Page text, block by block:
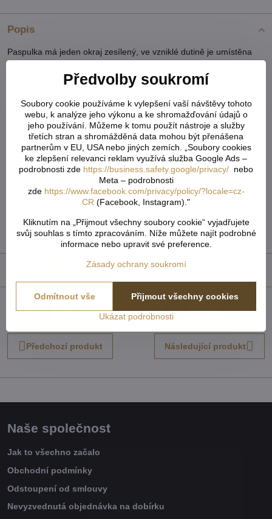
Popis
Paspulka má jeden okraj zesílený, ve vzniklé dutině je umístěna
ozdobě lemů či švů, v oděvnictví, čalounictví, atd. Paspulka má šíři
Paspulka č. 3 odráží světlo. Jedná se tedy o reflexní paspulku.
Zboží neslouží jako bezpečnostní prvek.
10 mm
Návin:2 m, 20 m, 100 m
Více z kategorie
Textilní galanterie Lampasy a paspulky
Tvoření & galanterie
FacebookTwitterBlueskyPinterestRedditLinkedInWhatsApp
E-
Předchozí produkt Následující produkt
Naše společnost
Jak to všechno začalo
Obchodní podmínky
Odstoupení od smlouvy
Nevyzvednutá objednávka na dobírku
Předvolby soukromí
Soubory cookie používáme k vylepšení vaší návštěvy tohoto
webu, k analýze jeho výkonu a ke shromažďování údajů o
jeho používání. Můžeme k tomu použít nástroje a služby
třetích stran a shromážděná data mohou být přenášena
partnerům v EU, USA nebo jiných zemích. „Soubory cookies
ke zlepšení relevanci reklam využívá služba Google Ads –
podrobnosti zde https://business.safety.google/privacy/ nebo
Meta – podrobnosti
zde https://www.facebook.com/privacy/policy/?locale=cz-
CR (Facebook, Instagram)."
Kliknutím na „Přijmout všechny soubory cookie“ vyjadřujete
svůj souhlas s tímto zpracováním. Níže můžete najít podrobné
informace nebo upravit své preference.
Zásady ochrany soukromí
Ukázat podrobnosti
Přijmout všechny cookies
Odmítnout vše